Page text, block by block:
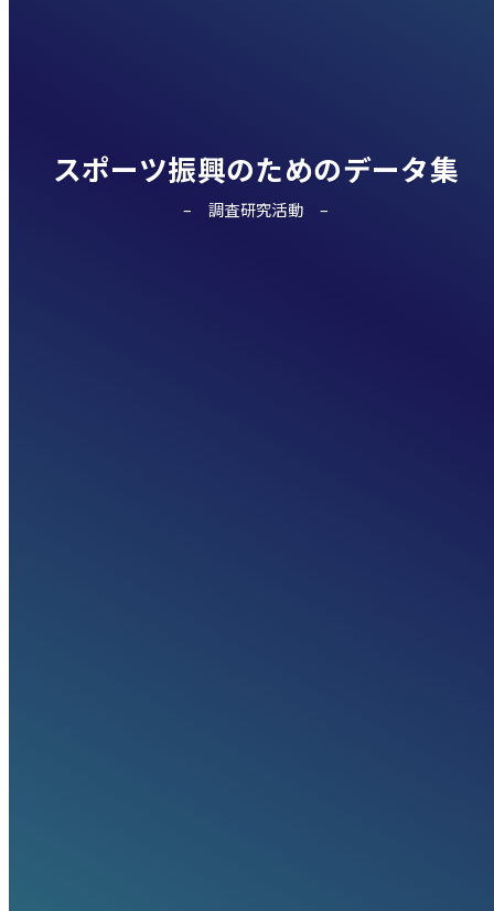
スポーツ振興のためのデータ集
調査研究活動